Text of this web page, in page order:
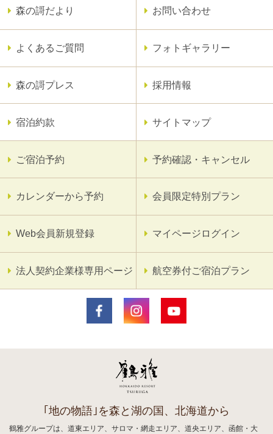
森の謌だより お問い合わせ
よくあるご質問 フォトギャラリー
森の謌プレス 採用情報
宿泊約款 サイトマップ
ご宿泊予約 予約確認・キャンセル
カレンダーから予約 会員限定特別プラン
Web会員新規登録 マイページログイン
法人契約企業様専用ページ 航空券付ご宿泊プラン
｢地の物語｣を森と湖の国、北海道から
鶴雅グループは、道東エリア、サロマ・網走エリア、道央エリア、函館・大